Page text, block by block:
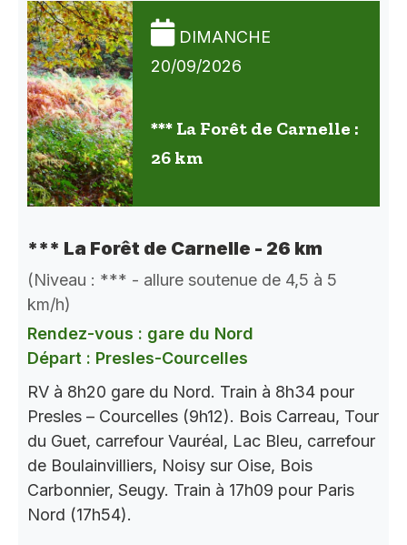
DIMANCHE
20/09/2026
*** La Forêt de Carnelle :
26 km
*** La Forêt de Carnelle - 26 km
(Niveau : *** - allure soutenue de 4,5 à 5
km/h)
Rendez-vous : gare du Nord
Départ : Presles-Courcelles
RV à 8h20 gare du Nord. Train à 8h34 pour
Presles – Courcelles (9h12). Bois Carreau, Tour
du Guet, carrefour Vauréal, Lac Bleu, carrefour
de Boulainvilliers, Noisy sur Oise, Bois
Carbonnier, Seugy. Train à 17h09 pour Paris
Nord (17h54).